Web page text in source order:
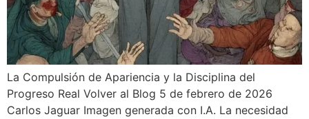
La Compulsión de Apariencia y la Disciplina del
Progreso Real Volver al Blog 5 de febrero de 2026
Carlos Jaguar Imagen generada con I.A. La necesidad